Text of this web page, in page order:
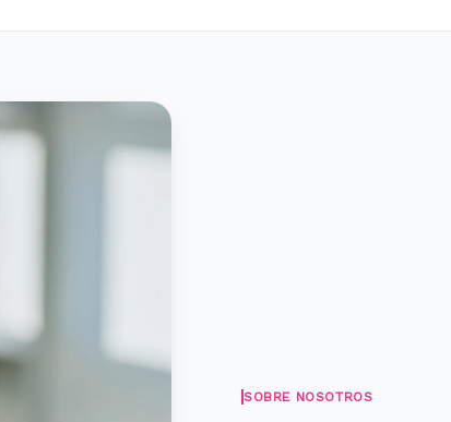
SOBRE NOSOTROS